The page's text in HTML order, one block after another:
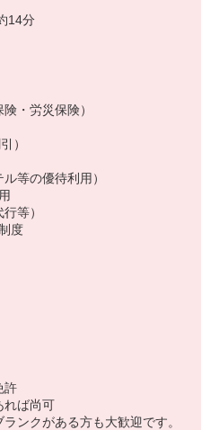
14分
・労災保険）
）
等の優待利用）
等）
度
許
れば尚可
ンクがある方も大歓迎です。